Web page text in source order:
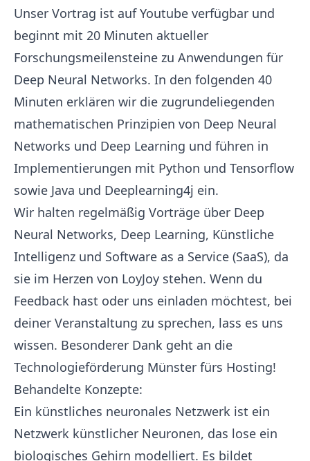
Unser Vortrag ist auf Youtube verfügbar und
beginnt mit 20 Minuten aktueller
Forschungsmeilensteine zu Anwendungen für
Deep Neural Networks. In den folgenden 40
Minuten erklären wir die zugrundeliegenden
mathematischen Prinzipien von Deep Neural
Networks und Deep Learning und führen in
Implementierungen mit Python und Tensorflow
sowie Java und Deeplearning4j ein.
Wir halten regelmäßig Vorträge über Deep
Neural Networks, Deep Learning, Künstliche
Intelligenz und Software as a Service (SaaS), da
sie im Herzen von LoyJoy stehen. Wenn du
Feedback hast oder uns einladen möchtest, bei
deiner Veranstaltung zu sprechen, lass es uns
wissen. Besonderer Dank geht an die
Technologieförderung Münster fürs Hosting!
Behandelte Konzepte:
Ein künstliches neuronales Netzwerk ist ein
Netzwerk künstlicher Neuronen, das lose ein
biologisches Gehirn modelliert. Es bildet